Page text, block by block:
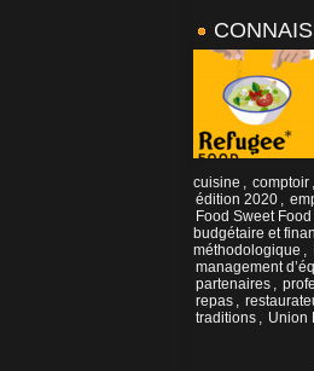
cuisine , comptoir ,
édition 2020 ,
Food Sweet Food
budgétaire et
méthodologique ,
management
partenaires ,
repas ,
traditions , Union